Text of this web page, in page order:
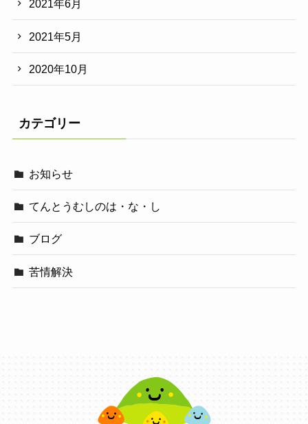
2021年6月
2021年5月
2020年10月
カテゴリー
お知らせ
てんとうむしのは・な・し
ブログ
苦情解決